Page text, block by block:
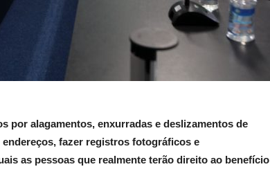
por alagamentos, enxurradas e deslizamentos de
fazer registros fotográficos e
as pessoas que realmente terão direito ao benefício